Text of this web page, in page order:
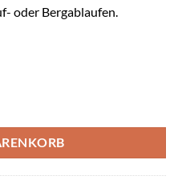
oder Bergablaufen.